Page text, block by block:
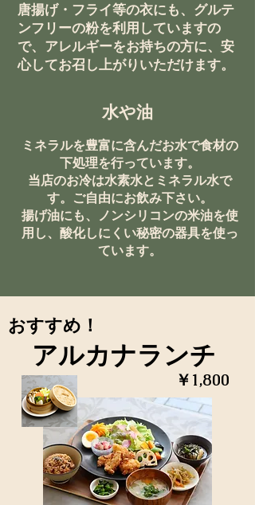
​唐揚げ・フライ等の衣にも、グルテ
ンフリーの粉を利用していますの
で、アレルギーをお持ちの方に、安
心してお召し上がりいただけます。
​水や油
ミネラルを豊富に含んだお水で食材の
下処理を行っています。
​当店のお冷は水素水とミネラル水で
す。ご自由にお飲み下さい。
​揚げ油にも、ノンシリコンの米油を使
用し、酸化しにくい秘密の器具を使っ
ています。
おすすめ！
アルカナランチ
​￥1,800